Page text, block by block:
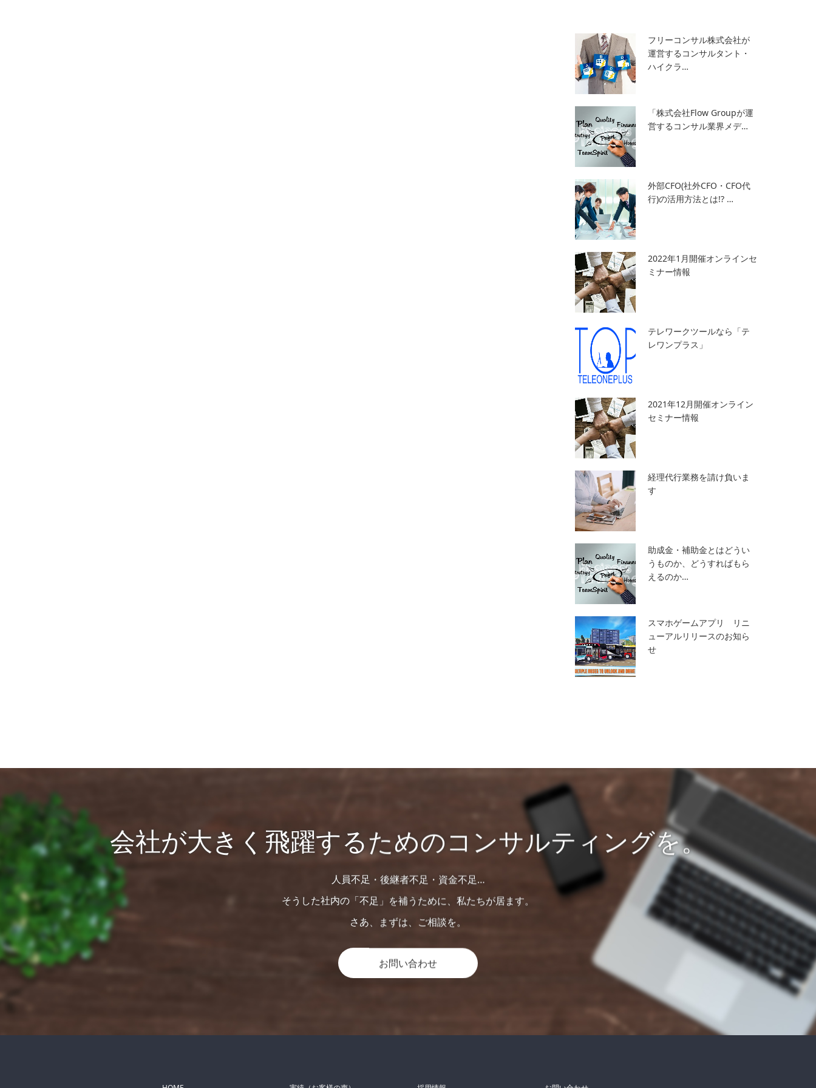
フリーコンサル株式会社が
運営するコンサルタント・
ハイクラ…
「株式会社Flow Groupが運
営するコンサル業界メデ…
外部CFO(社外CFO・CFO代
行)の活用方法とは!? …
2022年1月開催オンラインセ
ミナー情報
テレワークツールなら「テ
レワンプラス」
2021年12月開催オンライン
セミナー情報
経理代行業務を請け負いま
す
助成金・補助金とはどうい
うものか、どうすればもら
えるのか…
スマホゲームアプリ リニ
ューアルリリースのお知ら
せ
会社が大きく飛躍するためのコンサルティングを。
人員不足・後継者不足・資金不足…
そうした社内の「不足」を補うために、私たちが居ます。
さあ、まずは、ご相談を。
お問い合わせ